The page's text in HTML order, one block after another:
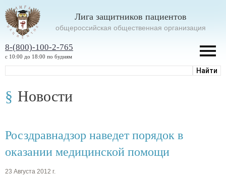
Лига защитников пациентов
oбщероссийская общественная организация
8-(800)-100-2-765
с 10:00 до 18:00 по будням
Новости
Росздравнадзор наведет порядок в
оказании медицинской помощи
23 Августа 2012 г.